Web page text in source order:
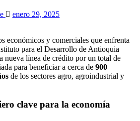
enero 29, 2025
económicos y comerciales que enfrenta
para el Desarrollo de Antioquia
nueva línea de crédito por un total de
para beneficiar a cerca de 900
de los sectores agro, agroindustrial y
clave para la economía